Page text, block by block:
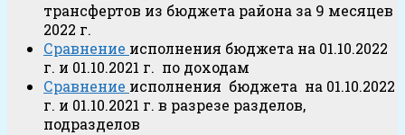
трансфертов из бюджета района за 9 месяцев
2022 г.
Сравнение исполнения бюджета на 01.10.2022
г. и 01.10.2021 г. по доходам
Сравнение исполнения бюджета на 01.10.2022
г. и 01.10.2021 г. в разрезе разделов,
подразделов